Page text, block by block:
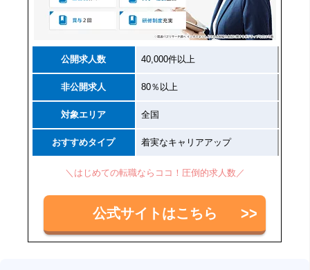
公開求人数 40,000件以上
非公開求人 80％以上
対象エリア 全国
おすすめタイプ 着実なキャリアアップ
＼はじめての転職ならココ！圧倒的求人数／
公式サイトはこちら